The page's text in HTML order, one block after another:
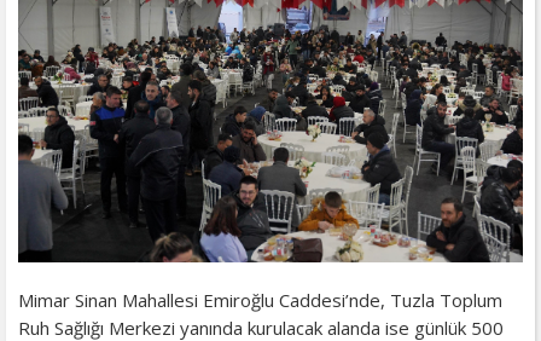
Mimar Sinan Mahallesi Emiroğlu Caddesi’nde, Tuzla Toplum
Ruh Sağlığı Merkezi yanında kurulacak alanda ise günlük 500